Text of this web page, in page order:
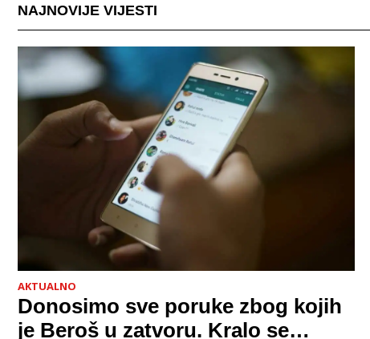
NAJNOVIJE VIJESTI
AKTUALNO
Donosimo sve poruke zbog kojih
je Beroš u zatvoru. Kralo se